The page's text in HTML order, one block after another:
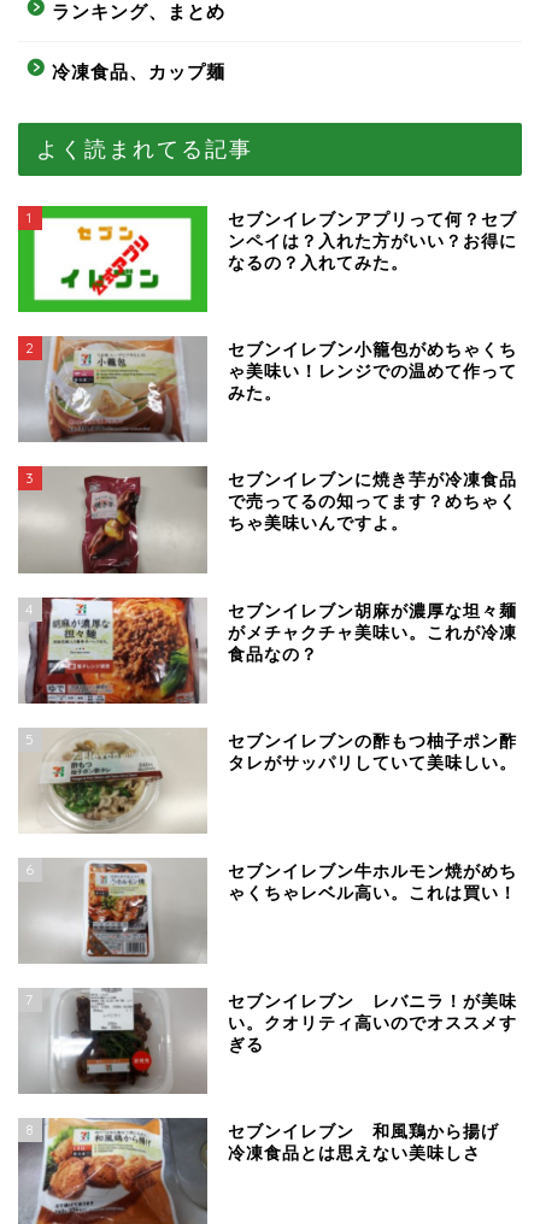
ランキング、まとめ
冷凍食品、カップ麺
よく読まれてる記事
1
セブンイレブンアプリって何？セブ
ンペイは？入れた方がいい？お得に
なるの？入れてみた。
2
セブンイレブン小籠包がめちゃくち
ゃ美味い！レンジでの温めて作って
みた。
3
セブンイレブンに焼き芋が冷凍食品
で売ってるの知ってます？めちゃく
ちゃ美味いんですよ。
4
セブンイレブン胡麻が濃厚な坦々麺
がメチャクチャ美味い。これが冷凍
食品なの？
5
セブンイレブンの酢もつ柚子ポン酢
タレがサッパリしていて美味しい。
6
セブンイレブン牛ホルモン焼がめち
ゃくちゃレベル高い。これは買い！
7
セブンイレブン レバニラ！が美味
い。クオリティ高いのでオススメす
ぎる
8
セブンイレブン 和風鶏から揚げ
冷凍食品とは思えない美味しさ